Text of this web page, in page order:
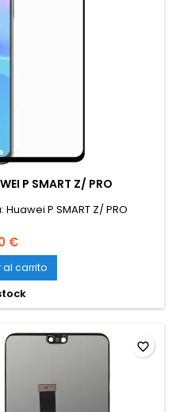
P SMART Z/ PRO
P SMART Z/ PRO
€
al carrito
favorite_border